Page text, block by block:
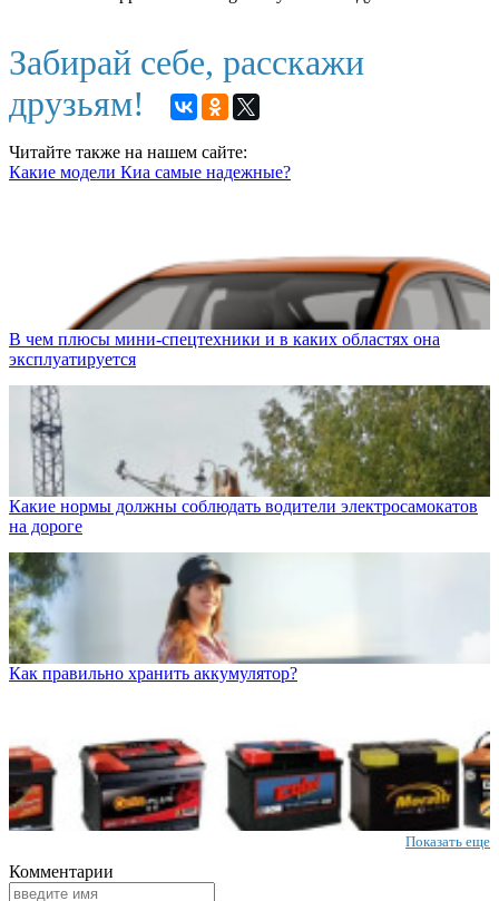
Забирай себе, расскажи
друзьям!
Читайте также на нашем сайте:
Какие модели Киа самые надежные?
В чем плюсы мини-спецтехники и в каких областях она
эксплуатируется
Какие нормы должны соблюдать водители электросамокатов
на дороге
Как правильно хранить аккумулятор?
Показать еще
Комментарии